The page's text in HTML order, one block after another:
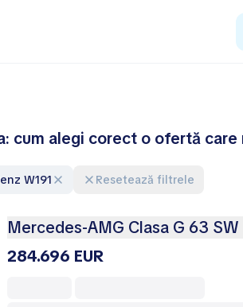
cum alegi corect o ofertă
W191 Resetează filtrele
Mercedes-AMG Clasa G 63
284.696 EUR